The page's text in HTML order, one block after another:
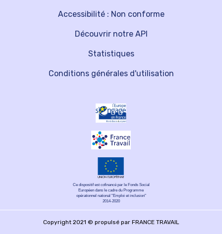
Découvrir notre API
Statistiques
Accessibilité : Non conforme
Conditions générales d'utilisation
Ce dispositif est cofinancé par le Fonds Social
Européen dans le cadre du Programme
opérationnel national "Emploi et inclusion"
2014-2020
Copyright 2021 © propulsé par FRANCE TRAVAIL